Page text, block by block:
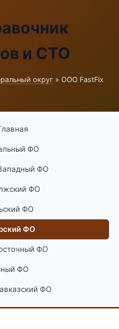
и СТО
округ » ООО FastFix
ФО
ФО
ФО
ФО
ФО
ФО
ФО
ФО